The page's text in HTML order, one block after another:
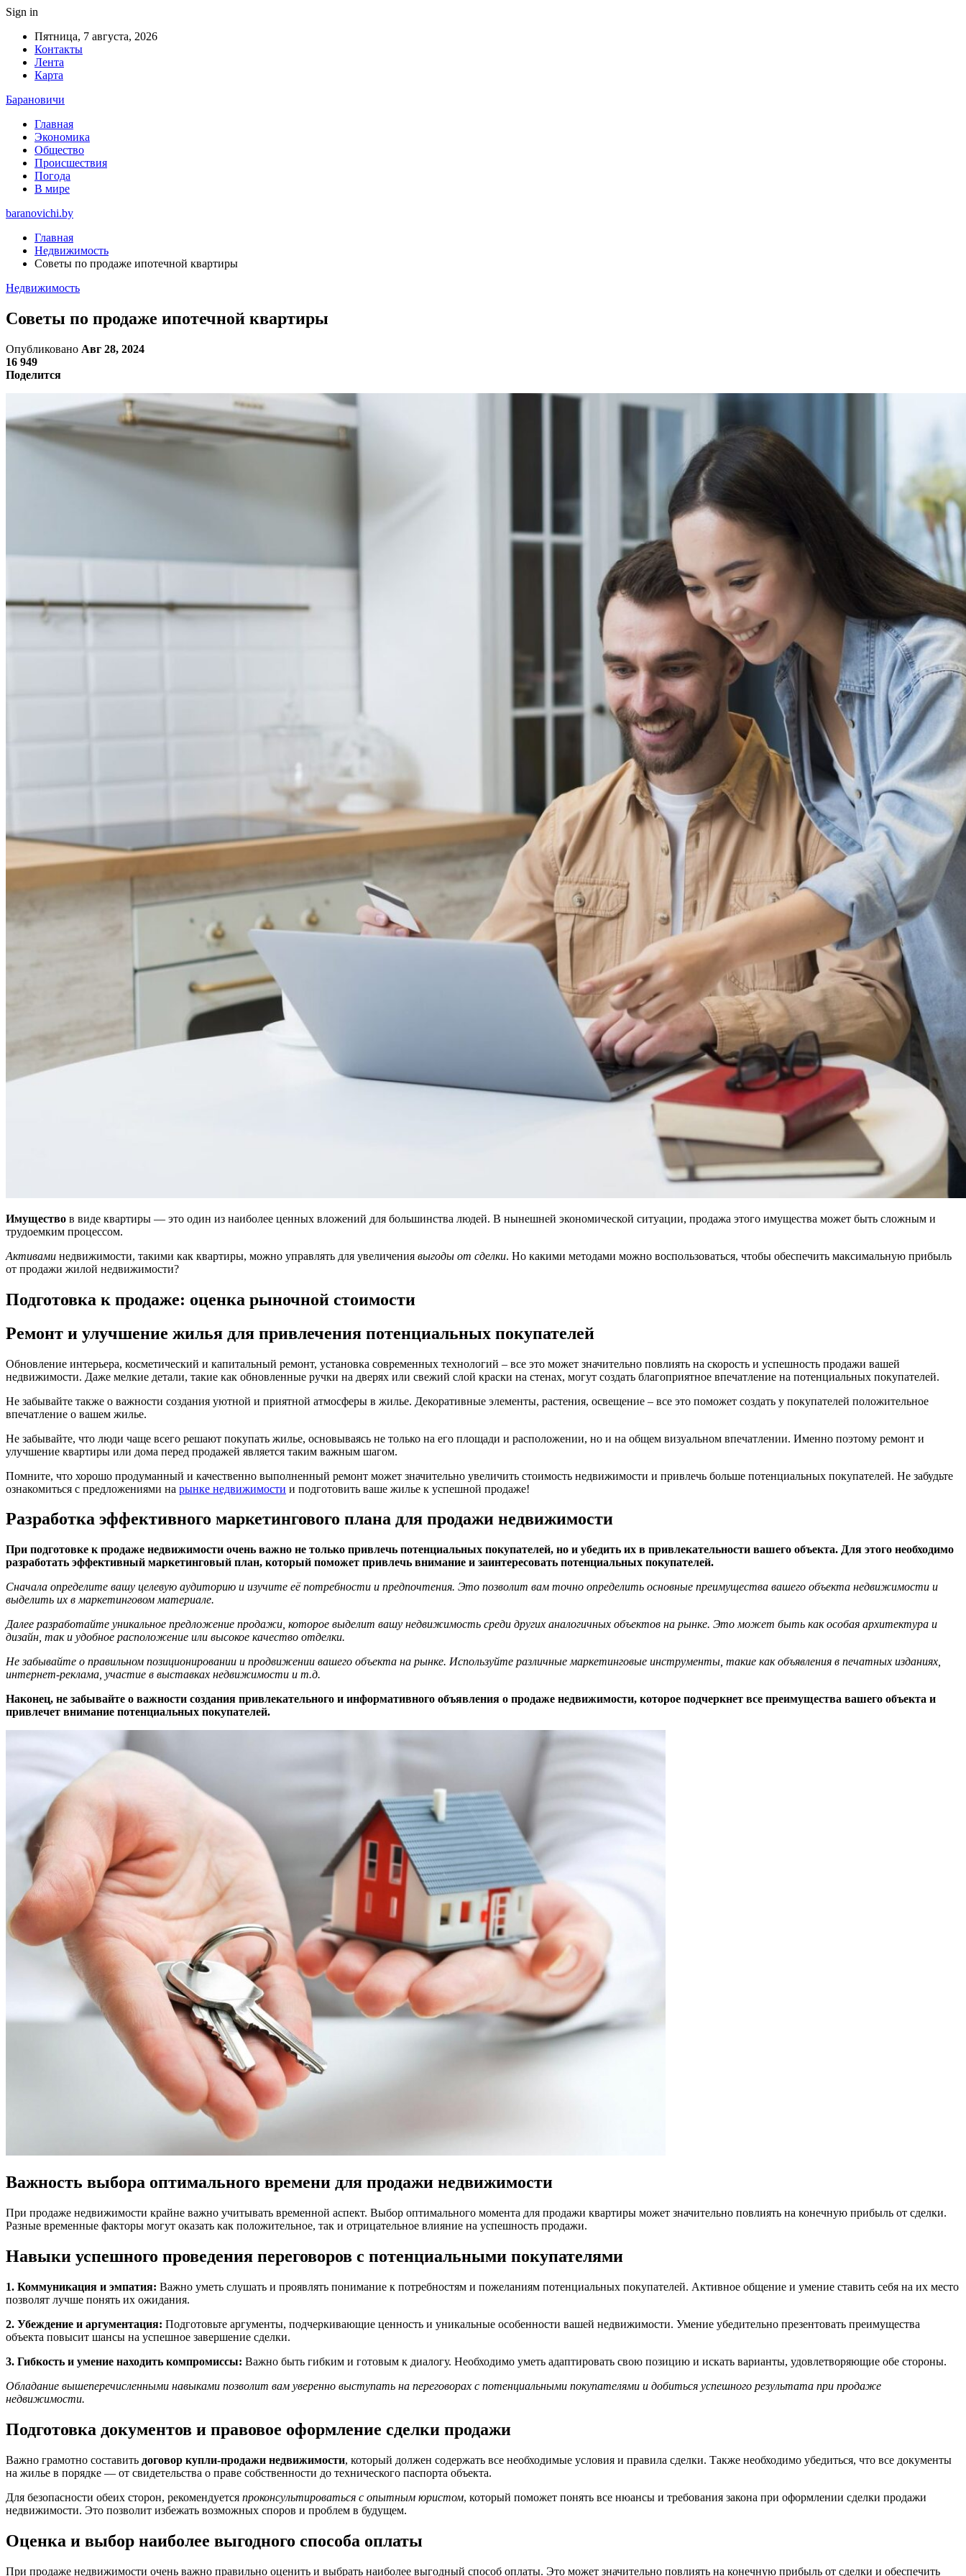
Sign in
Пятница, 7 августа, 2026
Контакты
Лента
Карта
Барановичи
Главная
Экономика
Общество
Происшествия
Погода
В мире
baranovichi.by
Главная
Недвижимость
Советы по продаже ипотечной квартиры
Недвижимость
Советы по продаже ипотечной квартиры
Опубликовано Авг 28, 2024
16 949
Поделится
Имущество в виде квартиры — это один из наиболее ценных вложений для большинства людей. В нынешней экономической ситуации, продажа этого имущества может быть сложным и
трудоемким процессом.
Активами недвижимости, такими как квартиры, можно управлять для увеличения выгоды от сделки. Но какими методами можно воспользоваться, чтобы обеспечить максимальную прибыль
от продажи жилой недвижимости?
Подготовка к продаже: оценка рыночной стоимости
Ремонт и улучшение жилья для привлечения потенциальных покупателей
Обновление интерьера, косметический и капитальный ремонт, установка современных технологий – все это может значительно повлиять на скорость и успешность продажи вашей
недвижимости. Даже мелкие детали, такие как обновленные ручки на дверях или свежий слой краски на стенах, могут создать благоприятное впечатление на потенциальных покупателей.
Не забывайте также о важности создания уютной и приятной атмосферы в жилье. Декоративные элементы, растения, освещение – все это поможет создать у покупателей положительное
впечатление о вашем жилье.
Не забывайте, что люди чаще всего решают покупать жилье, основываясь не только на его площади и расположении, но и на общем визуальном впечатлении. Именно поэтому ремонт и
улучшение квартиры или дома перед продажей является таким важным шагом.
Помните, что хорошо продуманный и качественно выполненный ремонт может значительно увеличить стоимость недвижимости и привлечь больше потенциальных покупателей. Не забудьте
ознакомиться с предложениями на рынке недвижимости и подготовить ваше жилье к успешной продаже!
Разработка эффективного маркетингового плана для продажи недвижимости
При подготовке к продаже недвижимости очень важно не только привлечь потенциальных покупателей, но и убедить их в привлекательности вашего объекта. Для этого необходимо
разработать эффективный маркетинговый план, который поможет привлечь внимание и заинтересовать потенциальных покупателей.
Сначала определите вашу целевую аудиторию и изучите её потребности и предпочтения. Это позволит вам точно определить основные преимущества вашего объекта недвижимости и
выделить их в маркетинговом материале.
Далее разработайте уникальное предложение продажи, которое выделит вашу недвижимость среди других аналогичных объектов на рынке. Это может быть как особая архитектура и
дизайн, так и удобное расположение или высокое качество отделки.
Не забывайте о правильном позиционировании и продвижении вашего объекта на рынке. Используйте различные маркетинговые инструменты, такие как объявления в печатных изданиях,
интернет-реклама, участие в выставках недвижимости и т.д.
Наконец, не забывайте о важности создания привлекательного и информативного объявления о продаже недвижимости, которое подчеркнет все преимущества вашего объекта и
привлечет внимание потенциальных покупателей.
Важность выбора оптимального времени для продажи недвижимости
При продаже недвижимости крайне важно учитывать временной аспект. Выбор оптимального момента для продажи квартиры может значительно повлиять на конечную прибыль от сделки.
Разные временные факторы могут оказать как положительное, так и отрицательное влияние на успешность продажи.
Навыки успешного проведения переговоров с потенциальными покупателями
1. Коммуникация и эмпатия: Важно уметь слушать и проявлять понимание к потребностям и пожеланиям потенциальных покупателей. Активное общение и умение ставить себя на их место
позволят лучше понять их ожидания.
2. Убеждение и аргументация: Подготовьте аргументы, подчеркивающие ценность и уникальные особенности вашей недвижимости. Умение убедительно презентовать преимущества
объекта повысит шансы на успешное завершение сделки.
3. Гибкость и умение находить компромиссы: Важно быть гибким и готовым к диалогу. Необходимо уметь адаптировать свою позицию и искать варианты, удовлетворяющие обе стороны.
Обладание вышеперечисленными навыками позволит вам уверенно выступать на переговорах с потенциальными покупателями и добиться успешного результата при продаже
недвижимости.
Подготовка документов и правовое оформление сделки продажи
Важно грамотно составить договор купли-продажи недвижимости, который должен содержать все необходимые условия и правила сделки. Также необходимо убедиться, что все документы
на жилье в порядке — от свидетельства о праве собственности до технического паспорта объекта.
Для безопасности обеих сторон, рекомендуется проконсультироваться с опытным юристом, который поможет понять все нюансы и требования закона при оформлении сделки продажи
недвижимости. Это позволит избежать возможных споров и проблем в будущем.
Оценка и выбор наиболее выгодного способа оплаты
При продаже недвижимости очень важно правильно оценить и выбрать наиболее выгодный способ оплаты. Это может значительно повлиять на конечную прибыль от сделки и обеспечить